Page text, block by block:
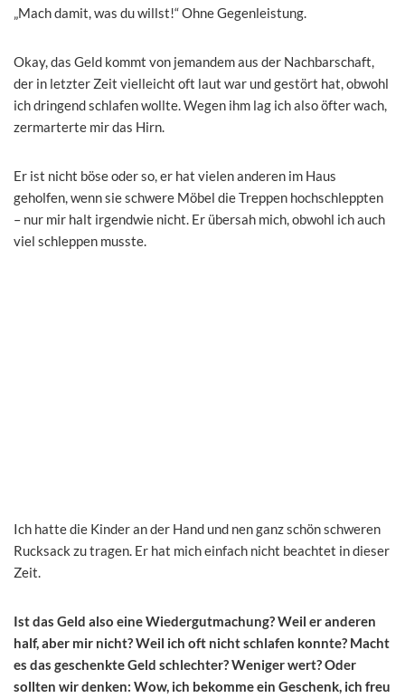
„Mach damit, was du willst!“ Ohne Gegenleistung.
Okay, das Geld kommt von jemandem aus der Nachbarschaft,
der in letzter Zeit vielleicht oft laut war und gestört hat, obwohl
ich dringend schlafen wollte. Wegen ihm lag ich also öfter wach,
zermarterte mir das Hirn.
Er ist nicht böse oder so, er hat vielen anderen im Haus
geholfen, wenn sie schwere Möbel die Treppen hochschleppten
– nur mir halt irgendwie nicht. Er übersah mich, obwohl ich auch
viel schleppen musste.
Ich hatte die Kinder an der Hand und nen ganz schön schweren
Rucksack zu tragen. Er hat mich einfach nicht beachtet in dieser
Zeit.
Ist das Geld also eine Wiedergutmachung? Weil er anderen
half, aber mir nicht? Weil ich oft nicht schlafen konnte? Macht
es das geschenkte Geld schlechter? Weniger wert? Oder
sollten wir denken: Wow, ich bekomme ein Geschenk, ich freu